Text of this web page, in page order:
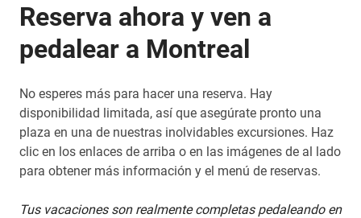
Reserva ahora y ven a
pedalear a Montreal
No esperes más para hacer una reserva. Hay
disponibilidad limitada, así que asegúrate pronto una
plaza en una de nuestras inolvidables excursiones. Haz
clic en los enlaces de arriba o en las imágenes de al lado
para obtener más información y el menú de reservas.
Tus vacaciones son realmente completas pedaleando en